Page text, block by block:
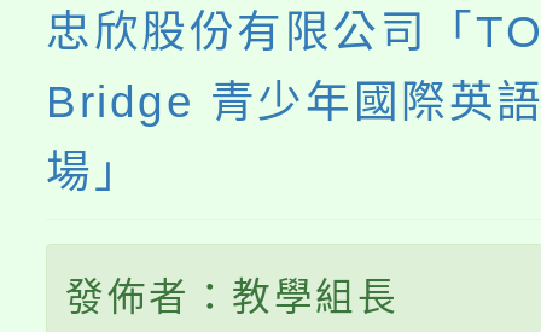
忠欣股份有限公司「
Bridge 青少年國際英
場」
發佈者：教學組長